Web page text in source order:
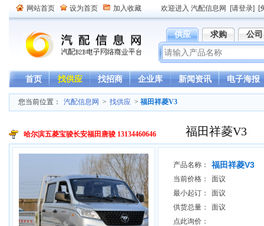
网站首页 设为首页 加入收藏 欢迎进入 汽配信息网 [请登录] [
供应 求购 公司
首页 找供应 找招商 企业库 新闻资讯 电子海报
您当前位置： 汽配信息网 > 找供应 > 福田祥菱V3
哈尔滨五菱宝骏长安福田唐骏 13134460646 福田祥菱V3
产品名称： 福田祥菱V3
当前价格：
面议
最小起订：
面议
供货总量：
面议
点此询价：